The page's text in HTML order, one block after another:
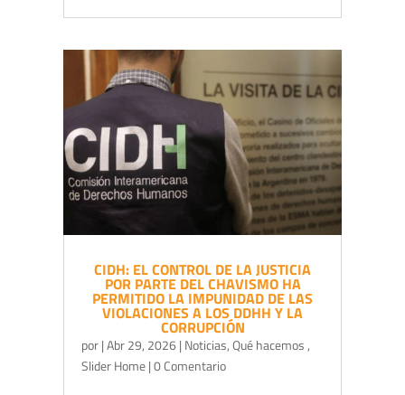
CIDH: EL CONTROL DE LA JUSTICIA
POR PARTE DEL CHAVISMO HA
PERMITIDO LA IMPUNIDAD DE LAS
VIOLACIONES A LOS DDHH Y LA
CORRUPCIÓN
por|Abr 29, 2026| Noticias,Qué hacemos,
Slider Home| 0 Comentario